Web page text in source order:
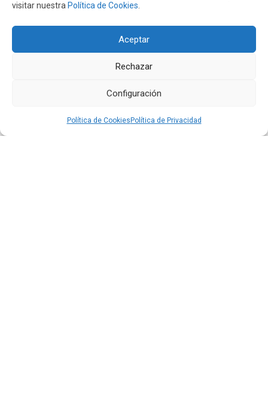
visitar nuestra Política de Cookies
Aceptar
Rechazar
Configuración
Política de Cookies Política de Privacidad